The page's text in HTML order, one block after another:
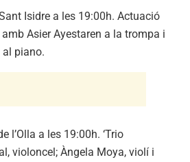
Isidre a les 19:00h. Actuació
Asier Ayestaren a la trompa i
al piano.
l’Olla a les 19:00h. ‘Trio
violoncel; Àngela Moya, violí i